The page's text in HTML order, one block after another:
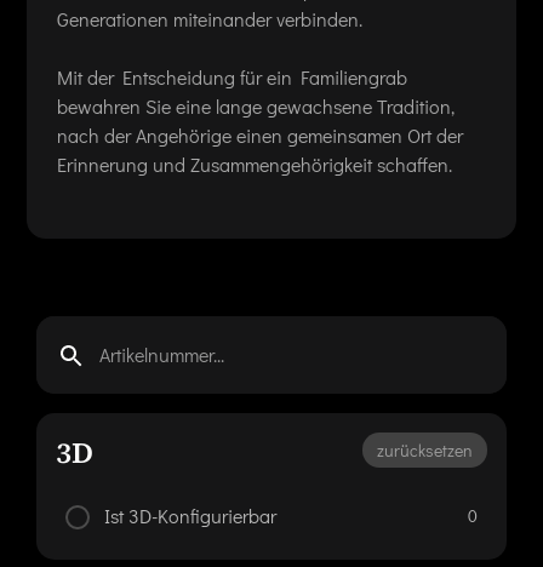
Generationen miteinander verbinden.
Mit der Entscheidung für ein Familiengrab
bewahren Sie eine lange gewachsene Tradition,
nach der Angehörige einen gemeinsamen Ort der
Erinnerung und Zusammengehörigkeit schaffen.
3D zurücksetzen
Ist 3D-Konfigurierbar 0